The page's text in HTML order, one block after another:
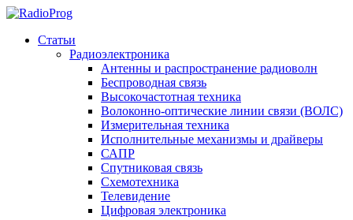
Статьи
Радиоэлектроника
Антенны и распространение радиоволн
Беспроводная связь
Высокочастотная техника
Волоконно-оптические линии связи (ВОЛС)
Измерительная техника
Исполнительные механизмы и драйверы
САПР
Спутниковая связь
Схемотехника
Телевидение
Цифровая электроника